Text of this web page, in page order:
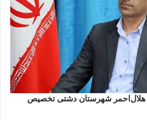
هلال‌احمر شهرستان دشتی تخصیص